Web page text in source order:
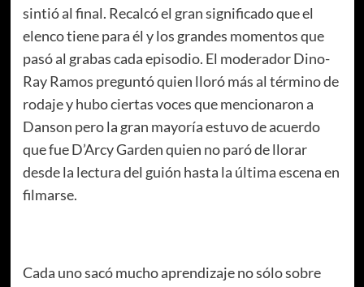
sintió al final. Recalcó el gran significado que el
elenco tiene para él y los grandes momentos que
pasó al grabas cada episodio. El moderador Dino-
Ray Ramos preguntó quien lloró más al término de
rodaje y hubo ciertas voces que mencionaron a
Danson pero la gran mayoría estuvo de acuerdo
que fue D’Arcy Garden quien no paró de llorar
desde la lectura del guión hasta la última escena en
filmarse.
Cada uno sacó mucho aprendizaje no sólo sobre